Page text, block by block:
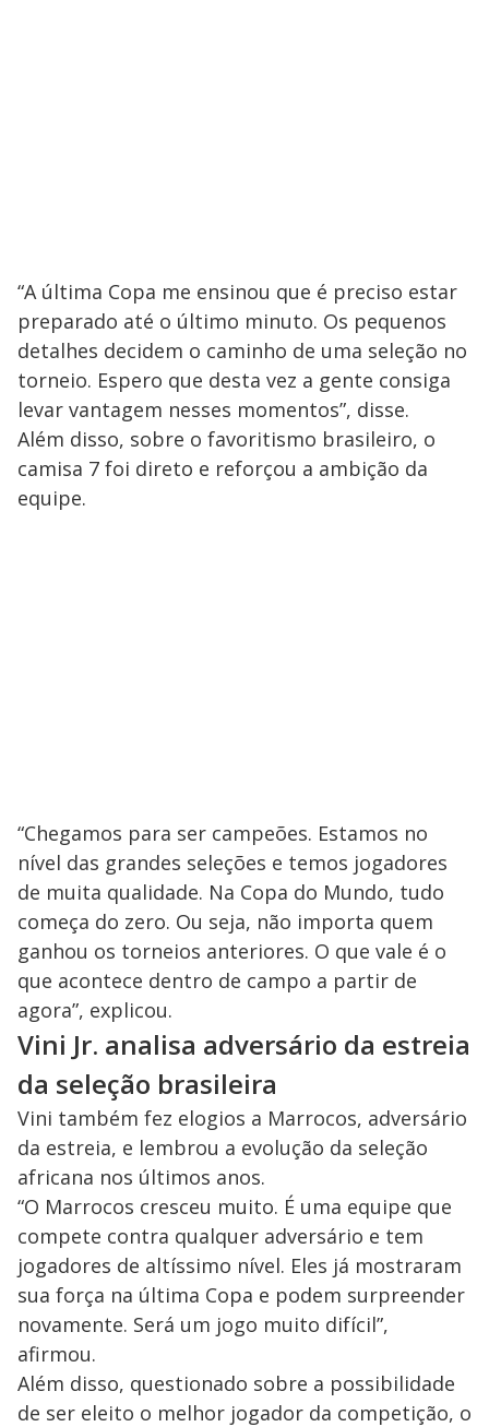
“A última Copa me ensinou que é preciso estar
preparado até o último minuto. Os pequenos
detalhes decidem o caminho de uma seleção no
torneio. Espero que desta vez a gente consiga
levar vantagem nesses momentos”, disse.
Além disso, sobre o favoritismo brasileiro, o
camisa 7 foi direto e reforçou a ambição da
equipe.
“Chegamos para ser campeões. Estamos no
nível das grandes seleções e temos jogadores
de muita qualidade. Na Copa do Mundo, tudo
começa do zero. Ou seja, não importa quem
ganhou os torneios anteriores. O que vale é o
que acontece dentro de campo a partir de
agora”, explicou.
Vini Jr. analisa adversário da estreia
da seleção brasileira
Vini também fez elogios a Marrocos, adversário
da estreia, e lembrou a evolução da seleção
africana nos últimos anos.
“O Marrocos cresceu muito. É uma equipe que
compete contra qualquer adversário e tem
jogadores de altíssimo nível. Eles já mostraram
sua força na última Copa e podem surpreender
novamente. Será um jogo muito difícil”,
afirmou.
Além disso, questionado sobre a possibilidade
de ser eleito o melhor jogador da competição, o